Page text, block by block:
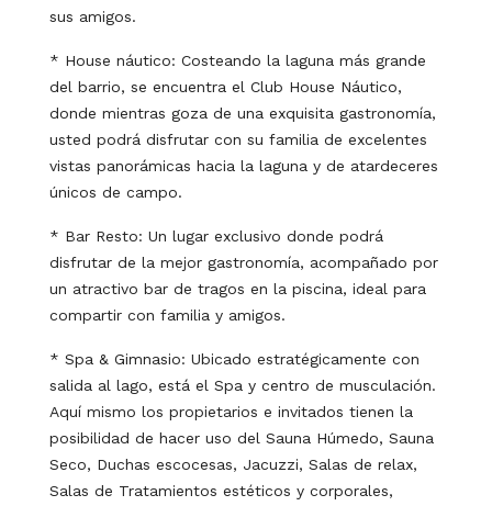
sus amigos.
* House náutico: Costeando la laguna más grande
del barrio, se encuentra el Club House Náutico,
donde mientras goza de una exquisita gastronomía,
usted podrá disfrutar con su familia de excelentes
vistas panorámicas hacia la laguna y de atardeceres
únicos de campo.
* Bar Resto: Un lugar exclusivo donde podrá
disfrutar de la mejor gastronomía, acompañado por
un atractivo bar de tragos en la piscina, ideal para
compartir con familia y amigos.
* Spa & Gimnasio: Ubicado estratégicamente con
salida al lago, está el Spa y centro de musculación.
Aquí mismo los propietarios e invitados tienen la
posibilidad de hacer uso del Sauna Húmedo, Sauna
Seco, Duchas escocesas, Jacuzzi, Salas de relax,
Salas de Tratamientos estéticos y corporales,